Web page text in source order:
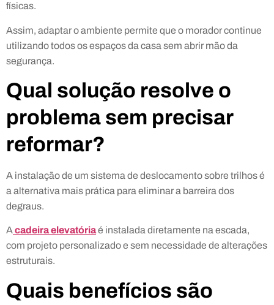
físicas.
Assim, adaptar o ambiente permite que o morador continue
utilizando todos os espaços da casa sem abrir mão da
segurança.
Qual solução resolve o
problema sem precisar
reformar?
A instalação de um sistema de deslocamento sobre trilhos é
a alternativa mais prática para eliminar a barreira dos
degraus.
Acadeira elevatóriaé instalada diretamente na escada,
com projeto personalizado e sem necessidade de alterações
estruturais.
Quais benefícios são